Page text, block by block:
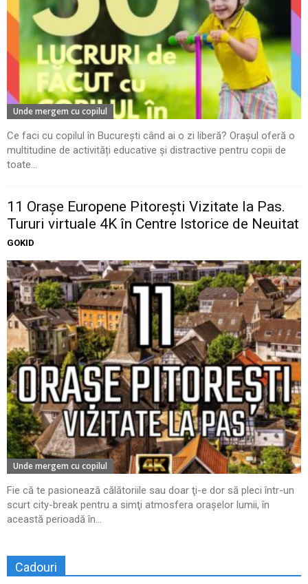
Unde mergem cu copilul
Ce faci cu copilul în București când ai o zi liberă? Orașul oferă o
multitudine de activități educative și distractive pentru copii de
toate...
11 Oraşe Europene Pitoreşti Vizitate la Pas.
Tururi virtuale 4K în Centre Istorice de Neuitat
GOKID
Unde mergem cu copilul
Fie că te pasionează călătoriile sau doar ţi-e dor să pleci într-un
scurt city-break pentru a simţi atmosfera oraşelor lumii, în
această perioadă în...
Cadouri